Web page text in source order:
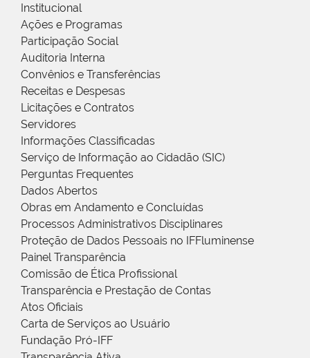
Institucional
Ações e Programas
Participação Social
Auditoria Interna
Convênios e Transferências
Receitas e Despesas
Licitações e Contratos
Servidores
Informações Classificadas
Serviço de Informação ao Cidadão (SIC)
Perguntas Frequentes
Dados Abertos
Obras em Andamento e Concluídas
Processos Administrativos Disciplinares
Proteção de Dados Pessoais no IFFluminense
Painel Transparência
Comissão de Ética Profissional
Transparência e Prestação de Contas
Atos Oficiais
Carta de Serviços ao Usuário
Fundação Pró-IFF